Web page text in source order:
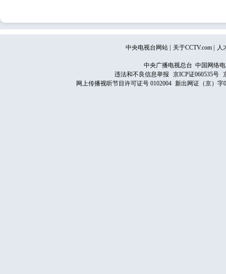
中央电视台网站 关于CCTV.com 人
中央广播电视总台 中国网络
违法和不良信息举报
京ICP证060535号
网上传播视听节目许可证号 0102004 新出网证（京）